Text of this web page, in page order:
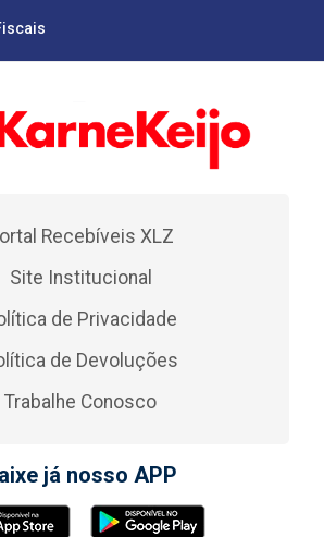
Recebíveis XLZ
Site Institucional
de Privacidade
de Devoluções
Trabalhe Conosco
já nosso APP